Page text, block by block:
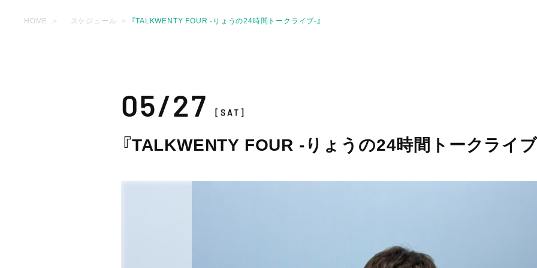
HOME スケジュール 『TALKWENTY FOUR -りょうの24時間トークライブ-』
05/27 [SAT]
『TALKWENTY FOUR -りょうの24時間トークライブ